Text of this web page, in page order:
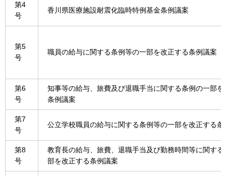
第4
号
香川県医療施設耐震化臨時特例基金条例議案
第5
号
職員の給与に関する条例等の一部を改正する条例議案
第6
号
知事等の給与、旅費及び退職手当に関する条例の一部を
条例議案
第7
号
公立学校職員の給与に関する条例等の一部を改正する条
第8
号
教育長の給与、旅費、退職手当及び勤務時間等に関する
部を改正する条例議案